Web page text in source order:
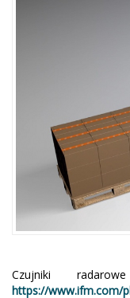
Czujniki
https://www.ifm.com/